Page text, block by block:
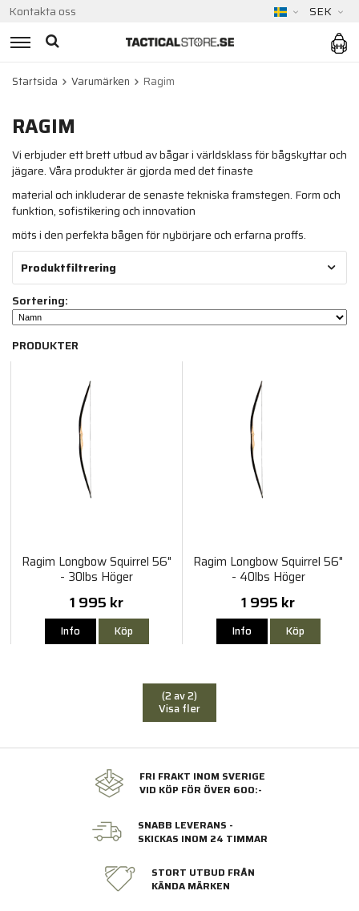
Kontakta oss SEK
Startsida Varumärken Ragim
RAGIM
Vi erbjuder ett brett utbud av bågar i världsklass för bågskyttar och
jägare. Våra produkter är gjorda med det finaste
material och inkluderar de senaste tekniska framstegen. Form och
funktion, sofistikering och innovation
möts i den perfekta bågen för nybörjare och erfarna proffs.
Produktfiltrering
Sortering:
PRODUKTER
Ragim Longbow Squirrel 56"
- 30lbs Höger
1 995 kr
Info Köp
Ragim Longbow Squirrel 56"
- 40lbs Höger
1 995 kr
Info Köp
(2 av 2)
Visa fler
FRI FRAKT INOM SVERIGE
VID KÖP FÖR ÖVER 600:-
SNABB LEVERANS -
SKICKAS INOM 24 TIMMAR
STORT UTBUD FRÅN
KÄNDA MÄRKEN